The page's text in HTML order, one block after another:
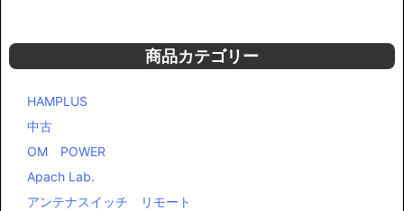
商品カテゴリー
HAMPLUS
中古
OM POWER
Apach Lab.
アンテナスイッチ リモート